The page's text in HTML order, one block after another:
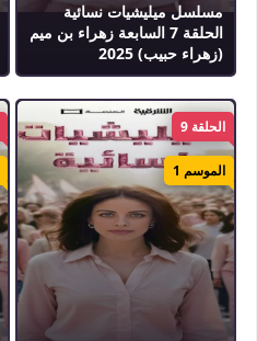
مسلسل ميليشيات نسائية
الحلقة 7 السابعة زهراء بن ميم
(زهراء حبيب) 2025
الحلقة 9
الموسم 1